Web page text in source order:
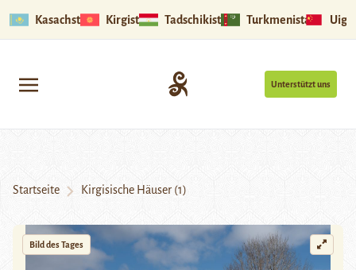
Kasachstan Kirgistan Tadschikistan Turkmenistan
Unterstützt uns
Startseite Kirgisische Häuser (1)
Bild des Tages